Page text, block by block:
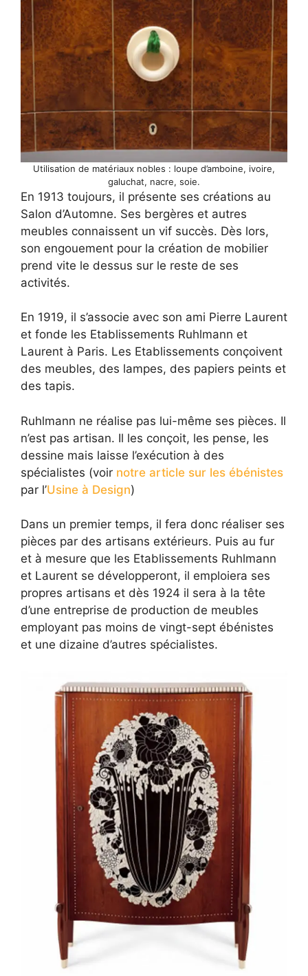
Utilisation de matériaux nobles : loupe d’amboine, ivoire,
galuchat, nacre, soie.
En 1913 toujours, il présente ses créations au
Salon d’Automne. Ses bergères et autres
meubles connaissent un vif succès. Dès lors,
son engouement pour la création de mobilier
prend vite le dessus sur le reste de ses
activités.
En 1919, il s’associe avec son ami Pierre Laurent
et fonde les Etablissements Ruhlmann et
Laurent à Paris. Les Etablissements conçoivent
des meubles, des lampes, des papiers peints et
des tapis.
Ruhlmann ne réalise pas lui-même ses pièces. Il
n’est pas artisan. Il les conçoit, les pense, les
dessine mais laisse l’exécution à des
spécialistes (voir notre article sur les ébénistes
par l’Usine à Design)
Dans un premier temps, il fera donc réaliser ses
pièces par des artisans extérieurs. Puis au fur
et à mesure que les Etablissements Ruhlmann
et Laurent se développeront, il emploiera ses
propres artisans et dès 1924 il sera à la tête
d’une entreprise de production de meubles
employant pas moins de vingt-sept ébénistes
et une dizaine d’autres spécialistes.